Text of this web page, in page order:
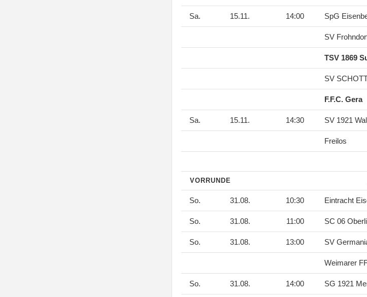
Sa. 15.11. 14:00 SpG
SV
TSV 1869
SV
F.F.C. Gera
Sa. 15.11. 14:30 SV 1921
Freilos
VORRUNDE
So. 31.08. 10:30 Eintracht
So. 31.08. 11:00 SC 06
So. 31.08. 13:00 SV
Weimarer
So. 31.08. 14:00 SG 1921